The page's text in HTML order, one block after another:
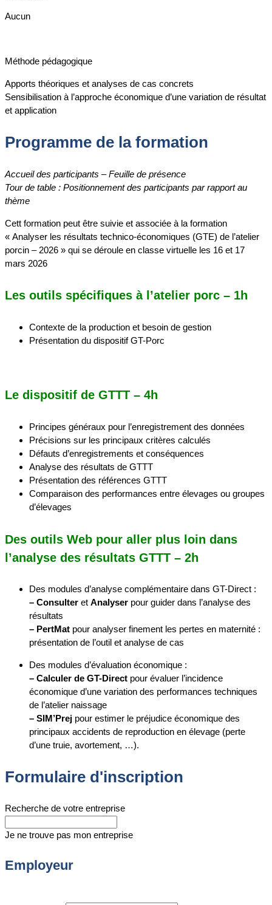
Aucun
Méthode pédagogique
Apports théoriques et analyses de cas concrets
Sensibilisation à l’approche économique d’une variation de résultat
et application
Programme de la formation
Accueil des participants – Feuille de présence
Tour de table : Positionnement des participants par rapport au
thème
Cett formation peut être suivie et associée à la formation
« Analyser les résultats technico-économiques (GTE) de l’atelier
porcin – 2026 » qui se déroule en classe virtuelle les 16 et 17
mars 2026
Les outils spécifiques à l’atelier porc – 1h
Contexte de la production et besoin de gestion
Présentation du dispositif GT-Porc
Le dispositif de GTTT – 4h
Principes généraux pour l’enregistrement des données
Précisions sur les principaux critères calculés
Défauts d’enregistrements et conséquences
Analyse des résultats de GTTT
Présentation des références GTTT
Comparaison des performances entre élevages ou groupes
d’élevages
Des outils Web pour aller plus loin dans
l’analyse des résultats GTTT – 2h
Des modules d’analyse complémentaire dans GT-Direct :
– Consulter et Analyser pour guider dans l’analyse des
résultats
– PertMat pour analyser finement les pertes en maternité :
présentation de l’outil et analyse de cas
Des modules d’évaluation économique :
– Calculer de GT-Direct pour évaluer l’incidence
économique d’une variation des performances techniques
de l’atelier naissage
– SIM’Prej pour estimer le préjudice économique des
principaux accidents de reproduction en élevage (perte
d’une truie, avortement, …).
Formulaire d'inscription
Recherche de votre entreprise
Je ne trouve pas mon entreprise
Employeur